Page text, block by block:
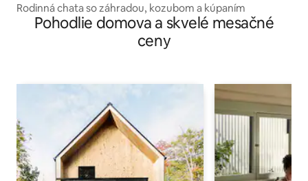
Rodinná chata so záhradou, kozubom a kúpaním
Pohodlie domova a skvelé mesačné
ceny